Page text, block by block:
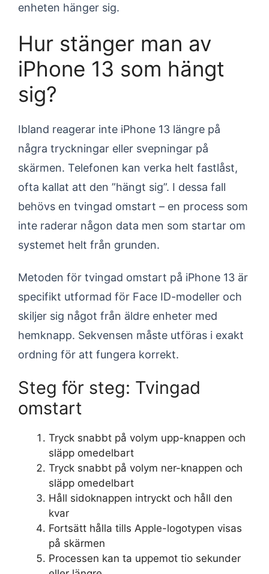
enheten hänger sig.
Hur stänger man av
iPhone 13 som hängt
sig?
Ibland reagerar inte iPhone 13 längre på
några tryckningar eller svepningar på
skärmen. Telefonen kan verka helt fastlåst,
ofta kallat att den ”hängt sig”. I dessa fall
behövs en tvingad omstart – en process som
inte raderar någon data men som startar om
systemet helt från grunden.
Metoden för tvingad omstart på iPhone 13 är
specifikt utformad för Face ID-modeller och
skiljer sig något från äldre enheter med
hemknapp. Sekvensen måste utföras i exakt
ordning för att fungera korrekt.
Steg för steg: Tvingad
omstart
Tryck snabbt på volym upp-knappen och
släpp omedelbart
Tryck snabbt på volym ner-knappen och
släpp omedelbart
Håll sidoknappen intryckt och håll den
kvar
Fortsätt hålla tills Apple-logotypen visas
på skärmen
Processen kan ta uppemot tio sekunder